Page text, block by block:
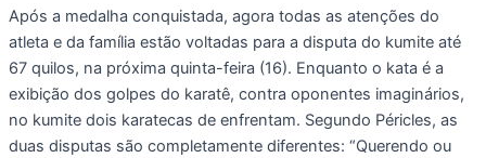
Após a medalha conquistada, agora todas as atenções do
atleta e da família estão voltadas para a disputa do kumite até
67 quilos, na próxima quinta-feira (16). Enquanto o kata é a
exibição dos golpes do karatê, contra oponentes imaginários,
no kumite dois karatecas de enfrentam. Segundo Péricles, as
duas disputas são completamente diferentes: “Querendo ou